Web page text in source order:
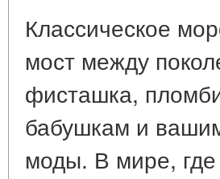
Классическое
мост между
фисташка,
бабушкам и
моды. В мире,